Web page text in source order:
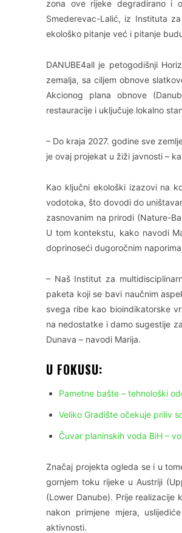
zona ove rijeke degradirano i
Smederevac-Lalić, iz Instituta
ekološko pitanje već i pitanje
DANUBE4all je petogodišnji
zemalja, sa ciljem obnove
Akcionog plana obnove
restauracije i uključuje lokalno
– Do kraja 2027. godine sve
je ovaj projekat u žiži javnosti –
Kao ključni ekološki izazovi na
vodotoka, što dovodi do
zasnovanim na prirodi (Nature-
U tom kontekstu, kako navodi
doprinoseći dugoročnim
– Naš Institut za
paketa koji se bavi naučnim
svega ribe kao bioindikatorske
na nedostatke i damo sugestije
Dunava – navodi Marija.
U FOKUSU:
Pametne bašte – tehnološki
Veliko Gradište očekuje priliv
Čuvar planinskih voda BiH –
Značaj projekta ogleda se i u
gornjem toku rijeke u Austriji
(Lower Danube). Prije
nakon primjene mjera,
aktivnosti.